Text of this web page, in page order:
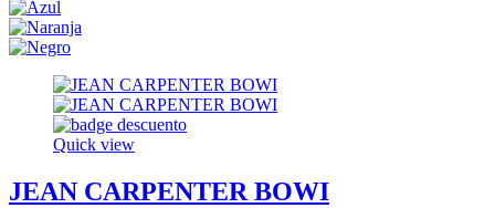
Quick view
JEAN CARPENTER BOWI